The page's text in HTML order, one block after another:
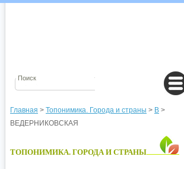
Главная > Топонимика. Города и страны > В >
ВЕДЕРНИКОВСКАЯ
ТОПОНИМИКА. ГОРОДА И СТРАНЫ